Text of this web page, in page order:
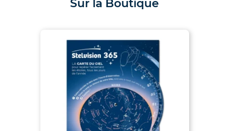
Sur la Boutique